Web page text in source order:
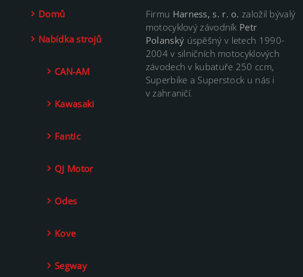
Domů
Nabídka strojů
CAN-AM
Kawasaki
Fantic
QJ Motor
Odes
Kove
Segway
Firmu Harness, s. r. o.založil bývalý
motocyklový závodník Petr
Polanský úspěšný v letech 1990-
2004 v silničních motocyklových
závodech v kubatuře 250 ccm,
Superbike a Superstock u nás i
v zahraničí.